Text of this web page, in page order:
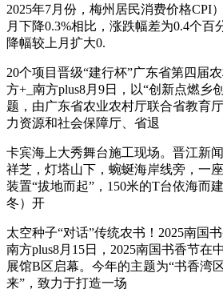
2025年7月份，梅州居民消费价格CPI
月下降0.3%相比，涨跌幅差为0.4个百
降幅较上月扩大0.
20个项目晋级“建行杯”广东省第四届
方+_南方plus8月9日，以“创新点燃乡
题，由广东省农业农村厅联合省教育
力资源和社会保障厅、省退
卡宾海上大秀舞台施工现场。晋江新
祥芝，灯塔山下，蜿蜒海岸线旁，一
装置“拔地而起”，150米的T台依海而
冬）开
太空种子“对话”传统农书！2025南国
南方plus8月15日，2025南国书香节在
展馆B区启幕。今年的主题为“书香湾
来”，致力于打造一场